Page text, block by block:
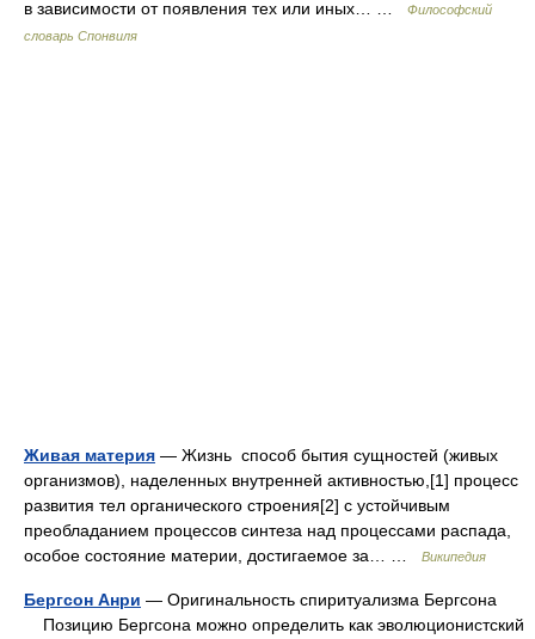
в зависимости от появления тех или иных… …
Философский
словарь Спонвиля
Живая материя — Жизнь способ бытия сущностей (живых
организмов), наделенных внутренней активностью,[1] процесс
развития тел органического строения[2] с устойчивым
преобладанием процессов синтеза над процессами распада,
особое состояние материи, достигаемое за… …
Википедия
Бергсон Анри — Оригинальность спиритуализма Бергсона
Позицию Бергсона можно определить как эволюционистский